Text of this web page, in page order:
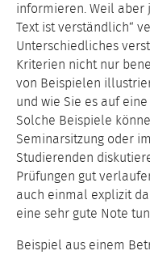
informieren. Weil aber
Text ist verständlich“
Unterschiedliches
Kriterien nicht nur
von Beispielen
und wie Sie es auf
Solche Beispiele
Seminarsitzung oder
Studierenden
Prüfungen gut
auch einmal explizit
eine sehr gute Note
Beispiel aus einem